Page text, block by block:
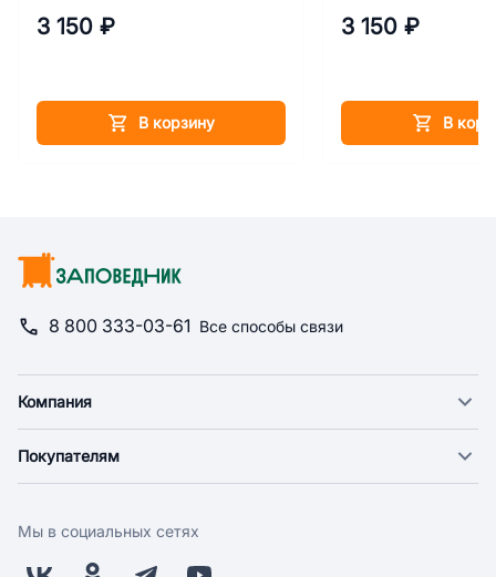
3 150 ₽
В корзину
3 150 ₽
В
8 800 333-03-61 Все способы связи
Компания
Новости
Поставщикам
Покупателям
Оплата
Мы в социальных сетях